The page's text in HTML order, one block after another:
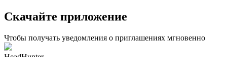
Скачайте приложение
Чтобы получать уведомления о приглашениях мгновенно